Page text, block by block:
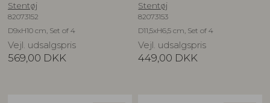
Stentøj
82073152
D9xH10 cm, Set of 4
Vejl. udsalgspris
569,00 DKK
Stentøj
82073153
D11,5xH6,5 cm, Set of 4
Vejl. udsalgspris
449,00 DKK